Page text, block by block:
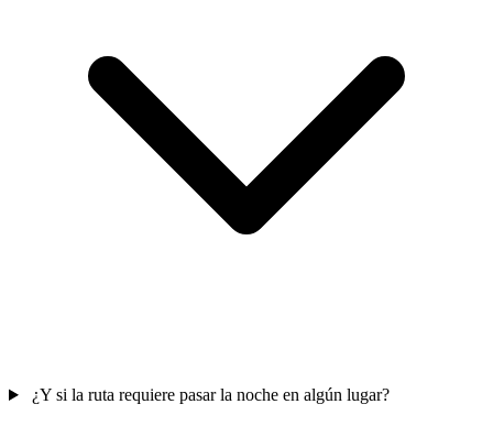
¿Y si la ruta requiere pasar la noche en algún lugar?